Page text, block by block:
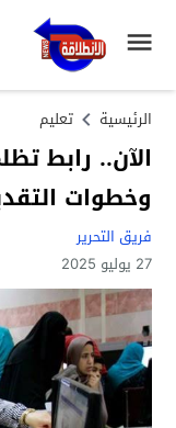
الرئيسية تعليم
وخطوات
فريق التحرير
27 يوليو 2025